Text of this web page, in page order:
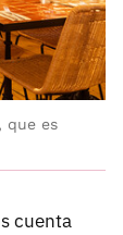
que es
cuenta